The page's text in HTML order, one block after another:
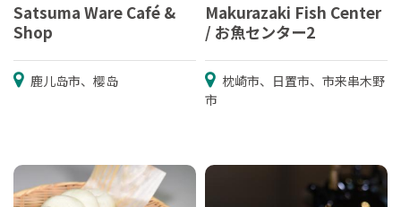
Satsuma Ware Café &
Shop
鹿儿岛市、樱岛
Makurazaki Fish Center
/ お魚センター2
枕崎市、日置市、市来串木野
市